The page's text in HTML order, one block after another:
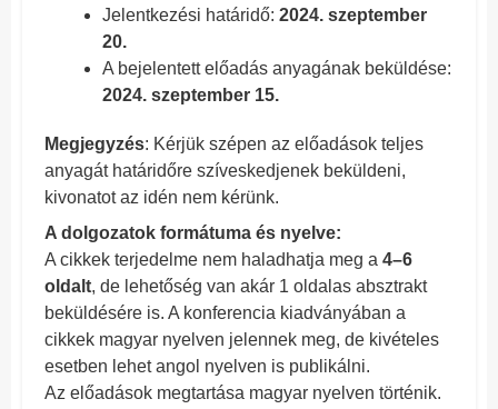
Jelentkezési határidő: 2024. szeptember
20.
A bejelentett előadás anyagának beküldése:
2024. szeptember 15.
Megjegyzés: Kérjük szépen az előadások teljes
anyagát határidőre szíveskedjenek beküldeni,
kivonatot az idén nem kérünk.
A dolgozatok formátuma és nyelve:
A cikkek terjedelme nem haladhatja meg a 4–6
oldalt, de lehetőség van akár 1 oldalas absztrakt
beküldésére is. A konferencia kiadványában a
cikkek magyar nyelven jelennek meg, de kivételes
esetben lehet angol nyelven is publikálni.
Az előadások megtartása magyar nyelven történik.